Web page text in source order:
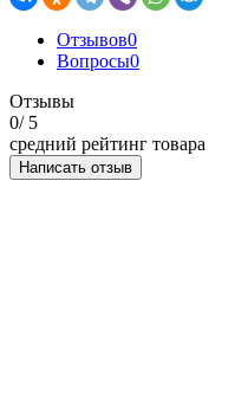
Отзывов0
Вопросы0
Отзывы
0/ 5
средний рейтинг товара
Написать отзыв